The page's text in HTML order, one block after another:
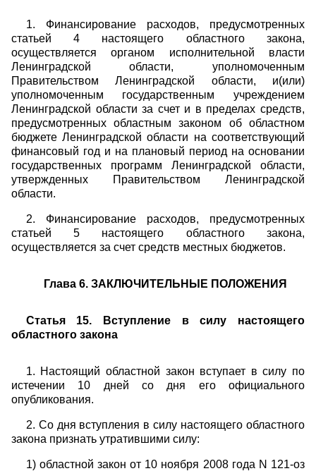
1. Финансирование расходов, предусмотренных
статьей 4 настоящего областного закона,
осуществляется органом исполнительной власти
Ленинградской области, уполномоченным
Правительством Ленинградской области, и(или)
уполномоченным государственным учреждением
Ленинградской области за счет и в пределах средств,
предусмотренных областным законом об областном
бюджете Ленинградской области на соответствующий
финансовый год и на плановый период на основании
государственных программ Ленинградской области,
утвержденных Правительством Ленинградской
области.
2. Финансирование расходов, предусмотренных
статьей 5 настоящего областного закона,
осуществляется за счет средств местных бюджетов.
Глава 6. ЗАКЛЮЧИТЕЛЬНЫЕ ПОЛОЖЕНИЯ
Статья 15. Вступление в силу настоящего
областного закона
1. Настоящий областной закон вступает в силу по
истечении 10 дней со дня его официального
опубликования.
2. Со дня вступления в силу настоящего областного
закона признать утратившими силу:
1) областной закон от 10 ноября 2008 года N 121-оз